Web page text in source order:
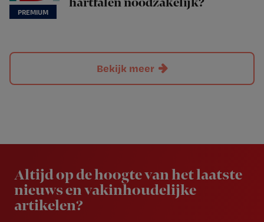
hartfalen noodzakelijk?
Bekijk meer
Altijd op de hoogte van het laatste
nieuws en vakinhoudelijke
artikelen?